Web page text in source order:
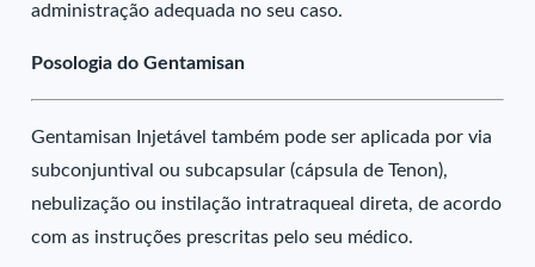
administração adequada no seu caso.
Posologia do Gentamisan
Gentamisan Injetável também pode ser aplicada por via
subconjuntival ou subcapsular (cápsula de Tenon),
nebulização ou instilação intratraqueal direta, de acordo
com as instruções prescritas pelo seu médico.